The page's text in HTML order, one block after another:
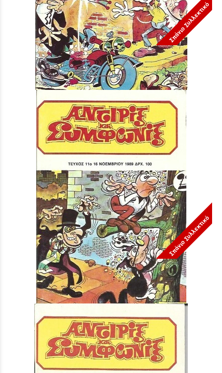
Σπάνιο Συλλεκτικό
ΤΕΥΧΟΣ ΝΟ 12***
Τιμή: 3,90 €
Σπάνιο Συλλεκτικό
ΤΕΥΧΟΣ ΝΟ 11***
Τιμή: 3,90 €